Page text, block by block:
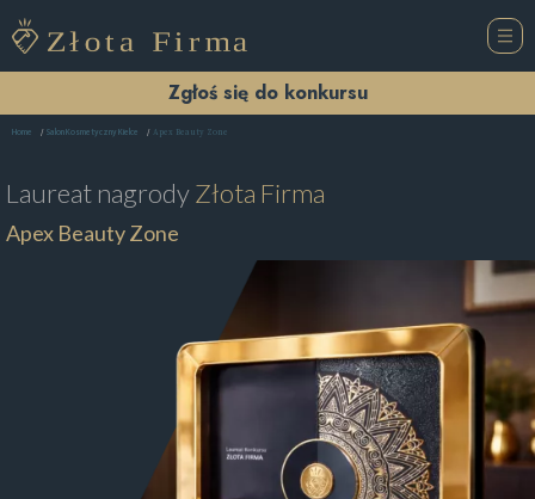
Zgłoś się do konkursu
Home Salon Kosmetyczny Kielce Apex Beauty Zone
Laureat nagrodyZłota Firma
Apex Beauty Zone